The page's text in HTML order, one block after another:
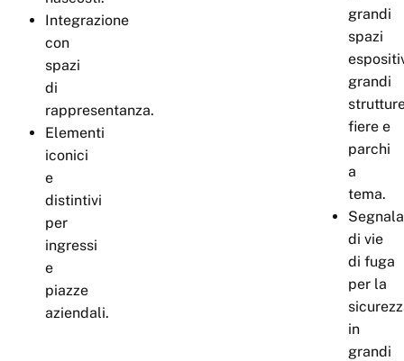
Integrazione
con
spazi
di
rappresentanza.
Elementi
iconici
e
distintivi
per
ingressi
e
piazze
aziendali.
grandi
spazi
grandi
fiere e
parchi
a
tema.
di vie
di fuga
per la
in
grandi